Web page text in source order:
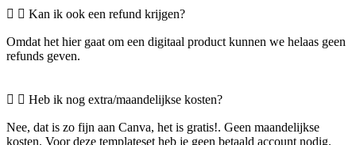
Kan ik ook een refund krijgen?
Omdat het hier gaat om een digitaal product kunnen we helaas geen
refunds geven.
Heb ik nog extra/maandelijkse kosten?
Nee, dat is zo fijn aan Canva, het is gratis!. Geen maandelijkse
kosten. Voor deze templateset heb je geen betaald account nodig.